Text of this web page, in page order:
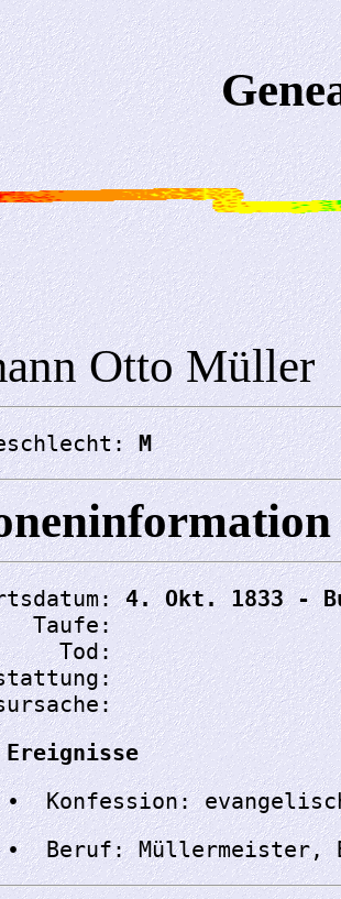
Otto Müller
M
4. Okt. 1833 -
Taufe:
Tod:
Ereignisse